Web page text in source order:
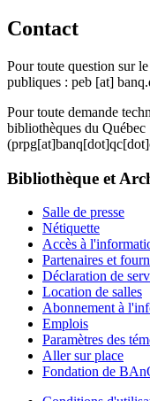
Contact
Pour toute question sur
publiques : peb [at]
Pour toute demande
bibliothèques du Québec
Bibliothèque et
Salle de presse
Nétiquette
Accès à
Partenaires et
Déclaration de
Location de salles
Abonnement à
Emplois
Paramètres des
Aller sur place
Fondation de